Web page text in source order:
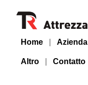
Home | Azienda
Altro | Contatto